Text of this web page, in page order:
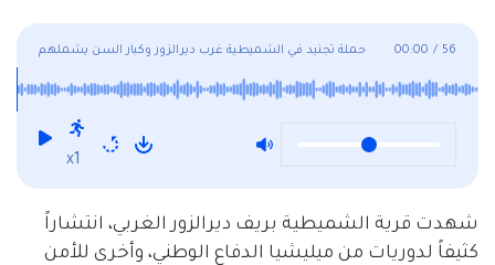
حملة تجنيد في الشميطية غرب ديرالزور وكبار السن يشملهم
التدقيق
00:00 / 56
x1
شهدت قرية الشميطية بريف ديرالزور الغربي، انتشاراً
كثيفاً لدوريات من ميليشيا الدفاع الوطني، وأخرى للأمن